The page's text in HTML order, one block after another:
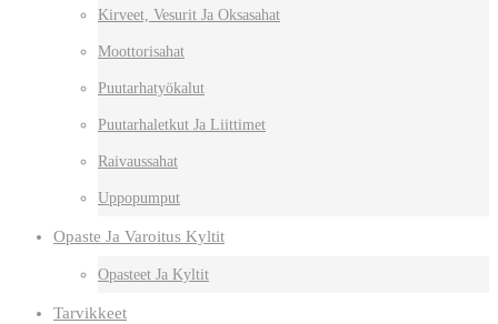
Kirveet, Vesurit Ja Oksasahat
Moottorisahat
Puutarhatyökalut
Puutarhaletkut Ja Liittimet
Raivaussahat
Uppopumput
Opaste Ja Varoitus Kyltit
Opasteet Ja Kyltit
Tarvikkeet